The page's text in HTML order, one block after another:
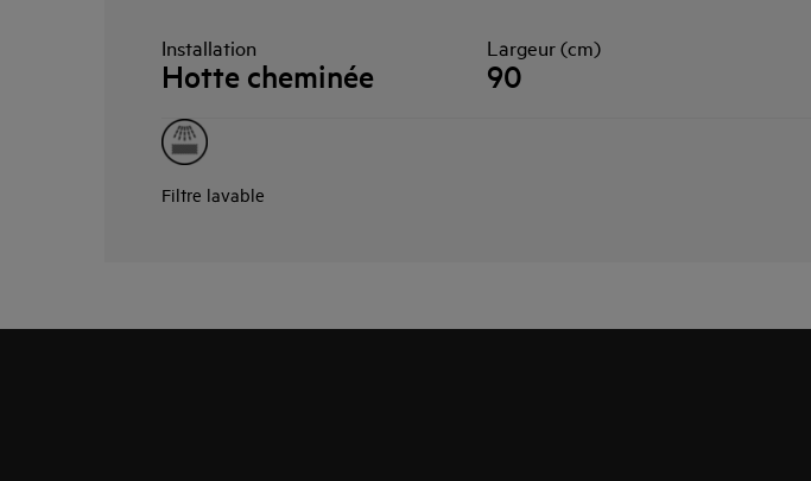
Installation
Hotte cheminée
Largeur (cm)
90
Filtre lavable